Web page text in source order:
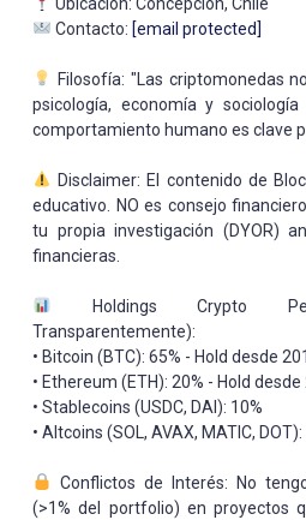
Contacto: [email protected]
Filosofía: "Las criptomonedas
psicología, economía y sociología
comportamiento humano es clave
Disclaimer: El contenido de
educativo. NO es consejo
tu propia investigación (DYOR)
financieras.
Holdings Crypto
Transparentemente):
• Bitcoin (BTC): 65% - Hold desde
• Ethereum (ETH): 20% - Hold desde
• Stablecoins (USDC, DAI): 10%
• Altcoins (SOL, AVAX, MATIC, DOT):
Conflictos de Interés: No
(>1% del portfolio) en proyectos